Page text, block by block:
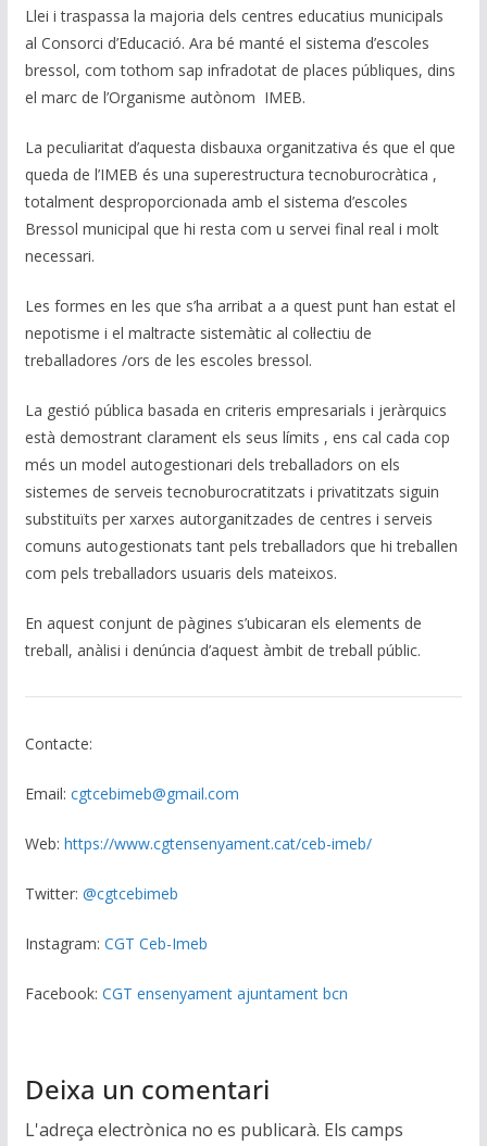
Llei i traspassa la majoria dels centres educatius municipals
al Consorci d’Educació. Ara bé manté el sistema d’escoles
bressol, com tothom sap infradotat de places públiques, dins
el marc de l’Organisme autònom IMEB.
La peculiaritat d’aquesta disbauxa organitzativa és que el que
queda de l’IMEB és una superestructura tecnoburocràtica ,
totalment desproporcionada amb el sistema d’escoles
Bressol municipal que hi resta com u servei final real i molt
necessari.
Les formes en les que s’ha arribat a a quest punt han estat el
nepotisme i el maltracte sistemàtic al col·lectiu de
treballadores /ors de les escoles bressol.
La gestió pública basada en criteris empresarials i jeràrquics
està demostrant clarament els seus límits , ens cal cada cop
més un model autogestionari dels treballadors on els
sistemes de serveis tecnoburocratitzats i privatitzats siguin
substituïts per xarxes autorganitzades de centres i serveis
comuns autogestionats tant pels treballadors que hi treballen
com pels treballadors usuaris dels mateixos.
En aquest conjunt de pàgines s’ubicaran els elements de
treball, anàlisi i denúncia d’aquest àmbit de treball públic.
Contacte:
Email: cgtcebimeb@gmail.com
Web: https://www.cgtensenyament.cat/ceb-imeb/
Twitter: @cgtcebimeb
Instagram: CGT Ceb-Imeb
Facebook: CGT ensenyament ajuntament bcn
Deixa un comentari
L'adreça electrònica no es publicarà. Els camps